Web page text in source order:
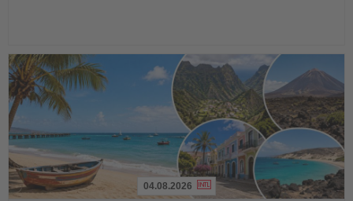
04.08.2026